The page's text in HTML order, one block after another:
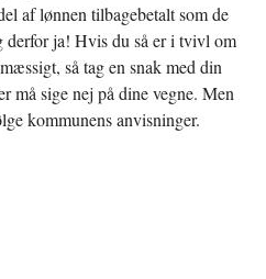
af lønnen tilbagebetalt som de
derfor ja! Hvis du så er i tvivl om
så tag en snak med din
må sige nej på dine vegne. Men
kommunens anvisninger.